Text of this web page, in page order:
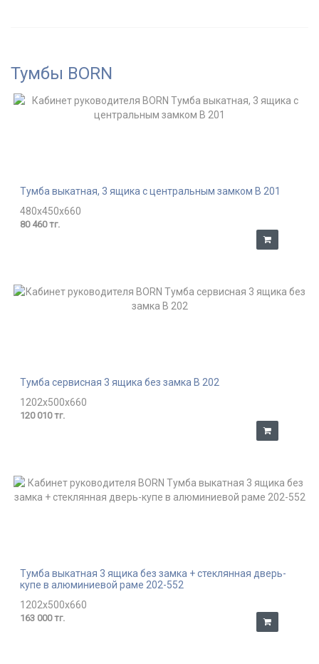
Тумбы BORN
Тумба выкатная, 3 ящика с центральным замком В 201
480x450x660
80 460 тг.
Тумба сервисная 3 ящика без замка В 202
1202x500x660
120 010 тг.
Тумба выкатная 3 ящика без замка + стеклянная дверь-
купе в алюминиевой раме 202-552
1202x500x660
163 000 тг.